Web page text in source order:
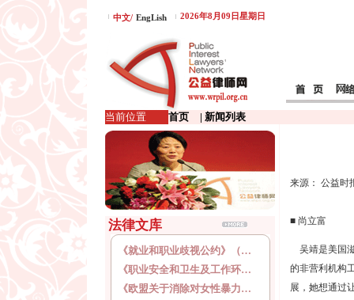
中文/ EngLish 2026年8月09日星期日
当前位置 首页 | 新闻列表
法律文库
《就业和职业歧视公约》（…
《职业安全和卫生及工作环…
《欧盟关于消除对女性暴力…
来源： 公益
■ 尚立富
吴靖是美国
的非营利机构
展，她想通过